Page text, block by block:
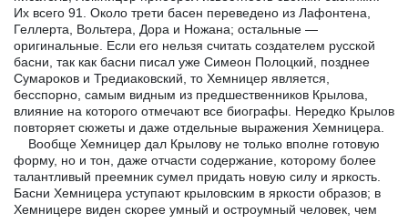
Их всего 91. Около трети басен переведено из Лафонтена,
Геллерта, Вольтера, Дора и Ножана; остальные —
оригинальные. Если его нельзя считать создателем русской
басни, так как басни писал уже Симеон Полоцкий, позднее
Сумароков и Тредиаковский, то Хемницер является,
бесспорно, самым видным из предшественников Крылова,
влияние на которого отмечают все биографы. Нередко Крылов
повторяет сюжеты и даже отдельные выражения Хемницера.
Вообще Хемницер дал Крылову не только вполне готовую
форму, но и тон, даже отчасти содержание, которому более
талантливый преемник сумел придать новую силу и яркость.
Басни Хемницера уступают крыловским в яркости образов; в
Хемницере виден скорее умный и остроумный человек, чем